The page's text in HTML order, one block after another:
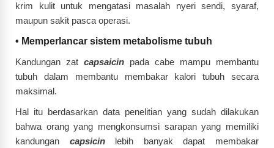
krim kulit untuk mengatasi masalah nyeri sendi, syaraf,
maupun sakit pasca operasi.
• Memperlancar sistem metabolisme tubuh
Kandungan zat capsaicin pada cabe mampu membantu
tubuh dalam membantu membakar kalori tubuh secara
maksimal.
Hal itu berdasarkan data penelitian yang sudah dilakukan
bahwa orang yang mengkonsumsi sarapan yang memiliki
kandungan capsicinlebih banyak dapat membakar